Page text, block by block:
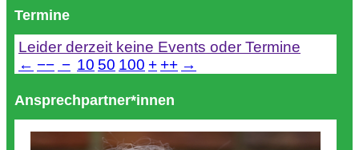
Termine
Leider derzeit keine Events oder Termine
← −− − 10 50 100 + ++ →
Ansprechpartner*innen